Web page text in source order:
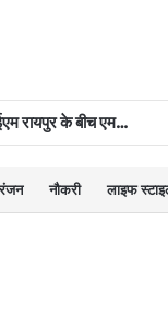
योजना, आर्थिक एवं सांख्यिकी विभाग और आईआईएम रायपुर के बीच एमओयू
नौकरी लाइफ